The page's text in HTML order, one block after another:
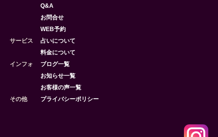
Q&A
お問合せ
WEB予約
サービス
占いについて
料金について
インフォ
ブログ一覧
お知らせ一覧
お客様の声一覧
その他
プライバシーポリシー